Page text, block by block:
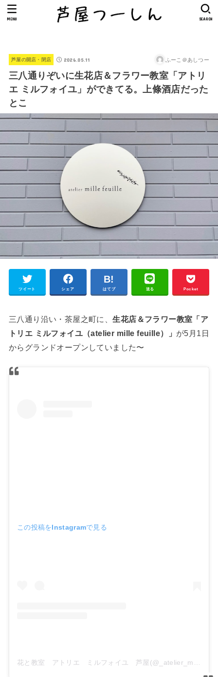
SEARCH
MENU
芦屋の開店・閉店 2026.05.11 ふーこ＠あしつー
三八通りぞいに生花店＆フラワー教室「アトリ
エ ミルフォイユ」ができてる。上條酒店だった
とこ
ツイート シェア はてブ 送る Pocket
三八通り沿い・茶屋之町に、生花店＆フラワー教室「ア
トリエ ミルフォイユ（atelier mille feuille）」 が5月1日
からグランドオープンしていました〜
この投稿をInstagramで見る
花と教室 アトリエ ミルフォイユ 芦屋(@_atelier_mille_feuille)がシェアした投稿